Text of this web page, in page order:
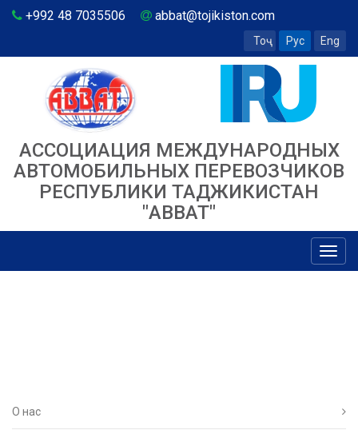
+992 48 7035506 abbat@tojikiston.com
Тоҷ Рус Eng
АССОЦИАЦИЯ МЕЖДУНАРОДНЫХ
АВТОМОБИЛЬНЫХ ПЕРЕВОЗЧИКОВ
РЕСПУБЛИКИ ТАДЖИКИСТАН
"ABBAT"
О нас